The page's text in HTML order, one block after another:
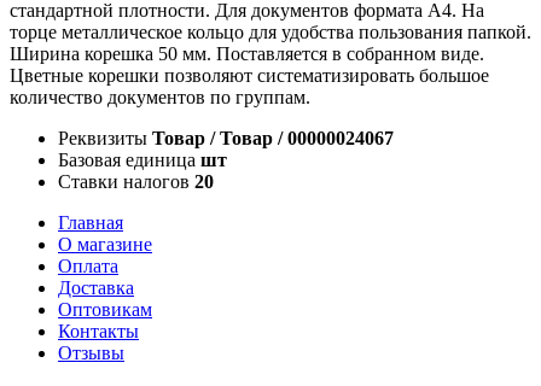
стандартной плотности. Для документов формата А4. На
торце металлическое кольцо для удобства пользования папкой.
Ширина корешка 50 мм. Поставляется в собранном виде.
Цветные корешки позволяют систематизировать большое
количество документов по группам.
Реквизиты Товар / Товар / 00000024067
Базовая единица шт
Ставки налогов 20
Главная
О магазине
Оплата
Доставка
Оптовикам
Контакты
Отзывы